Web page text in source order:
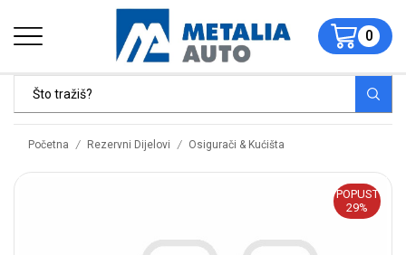
0
Početna / Rezervni Dijelovi / Osigurači & Kućišta
POPUST
29%